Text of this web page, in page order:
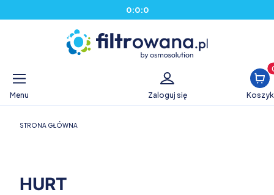
0:0:0
Menu Zaloguj się Koszyk
STRONA GŁÓWNA
HURT